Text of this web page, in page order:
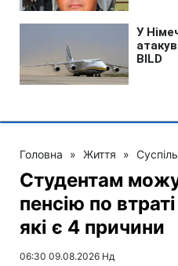
Головна » Життя »
Студентам
пенсію по
які є 4 причини
06:30 09.08.2026 Нд